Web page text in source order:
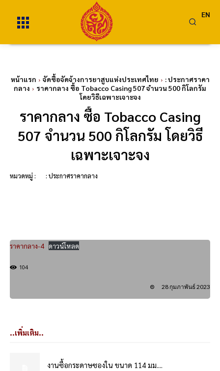
EN
หน้าแรก จัดซื้อจัดจ้างการยาสูบแห่งประเทศไทย
: ประกาศราคา
กลาง
ราคากลาง ซื้อ Tobacco Casing 507 จำนวน 500 กิโลกรัม
โดยวิธีเฉพาะเจาะจง
ราคากลาง ซื้อ Tobacco Casing
507 จำนวน 500 กิโลกรัม โดยวิธี
เฉพาะเจาะจง
หมวดหมู่ : : ประกาศราคากลาง
ราคากลาง-4 ดาวน์โหลด
104
28 กุมภาพันธ์ 2023
..เพิ่มเติม..
งานซื้อกระดาษซองใน ขนาด 114 มม....